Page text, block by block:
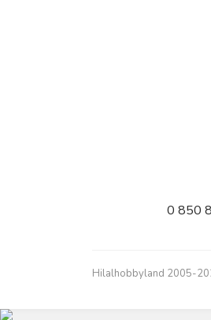
0 850
Hilalhobbyland 2005-